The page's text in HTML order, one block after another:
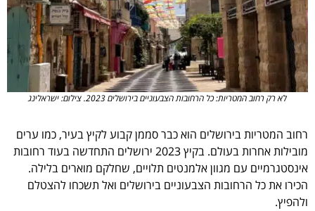
לא רק רחוב המטריות: כל הרחובות הצבעוניים בירושלים 2023. צילום: ישראלינג
רחוב המטריות בירושלים הוא כבר סממן קבוע לקיץ בעיר, כמו ערים
מובילות אחרות בעולם. בקיץ 2023 ירושלים התחדשה בעוד רחובות
אינסטגרמיים עם מגוון אלמנטים תלויים, שחלקם מוארים בלילה.
הכירו את כל הרחובות הצבעוניים בירושלים ואל תשכחו להצטלם
ולהפיץ.